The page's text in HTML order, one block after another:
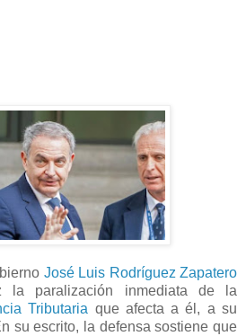
José Luis Rodríguez Zapatero
la paralización inmediata de la
Tributaria que afecta a él, a su
su escrito, la defensa sostiene que